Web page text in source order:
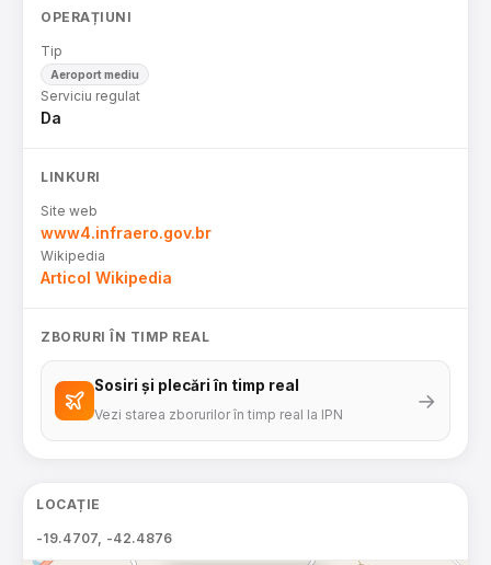
OPERAȚIUNI
Tip
Aeroport mediu
Serviciu regulat
Da
LINKURI
Site web
www4.infraero.gov.br
Wikipedia
Articol Wikipedia
ZBORURI ÎN TIMP REAL
Sosiri și plecări în timp real
Vezi starea zborurilor în timp real la IPN
→
LOCAȚIE
-19.4707, -42.4876